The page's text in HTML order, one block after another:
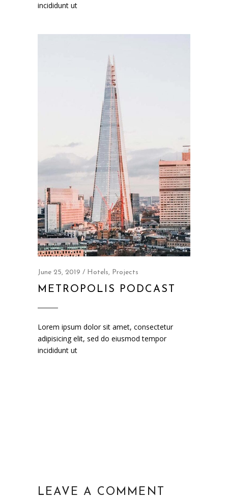
incididunt ut
June 25, 2019 Hotels, Projects
METROPOLIS PODCAST
Lorem ipsum dolor sit amet, consectetur
adipisicing elit, sed do eiusmod tempor
incididunt ut
LEAVE A COMMENT